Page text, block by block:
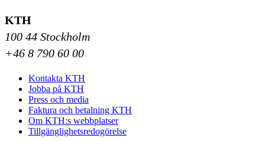
KTH
100 44 Stockholm
+46 8 790 60 00
Kontakta KTH
Jobba på KTH
Press och media
Faktura och betalning KTH
Om KTH:s webbplatser
Tillgänglighetsredogörelse